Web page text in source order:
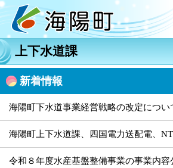
上下水道課
新着情報
海陽町下水道事業経営戦略の改定につい
令和８年度水産基盤整備事業の事業内容